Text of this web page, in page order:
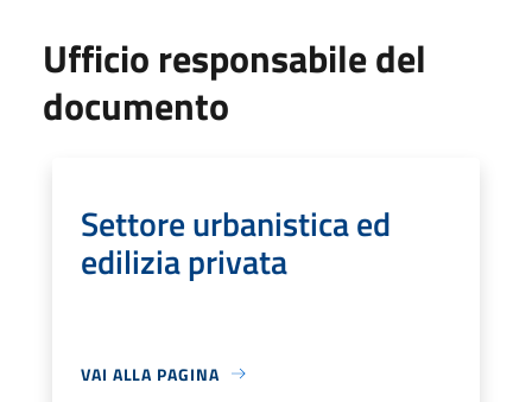
Ufficio responsabile del
documento
Settore urbanistica ed
edilizia privata
VAI ALLA PAGINA